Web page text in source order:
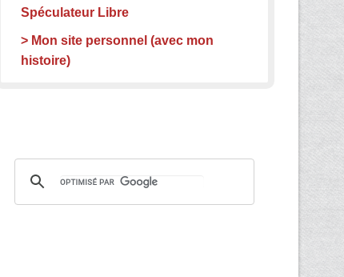
Spéculateur Libre
> Mon site personnel (avec mon
histoire)